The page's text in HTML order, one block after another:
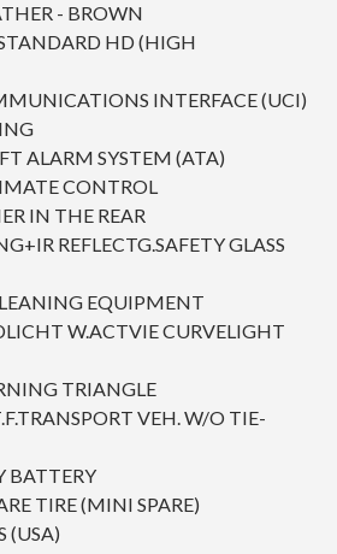
- BROWN
HD (HIGH
INTERFACE (UCI)
ALARM SYSTEM (ATA)
CONTROL
IN THE REAR
REFLECTG.SAFETY GLASS
EQUIPMENT
W.ACTVIE CURVELIGHT
TRIANGLE
VEH. W/O TIE-
BATTERY
TIRE (MINI SPARE)
(USA)